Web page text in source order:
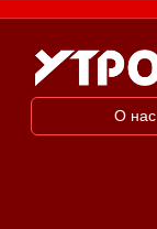
О нас